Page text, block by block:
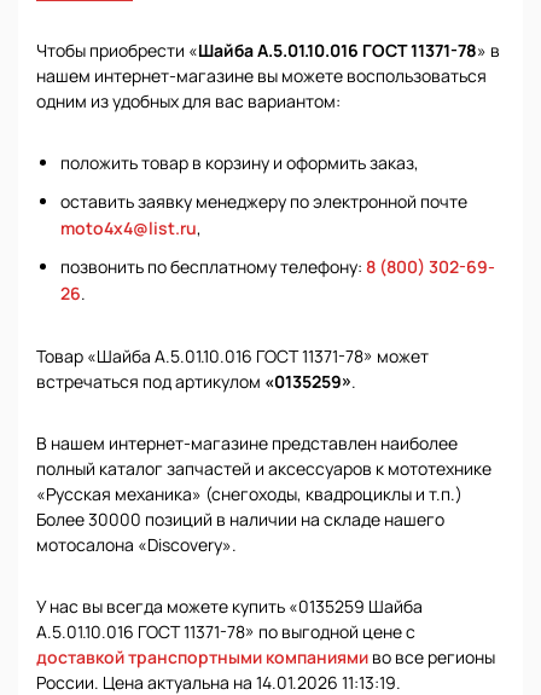
Чтобы приобрести «Шайба А.5.01.10.016 ГОСТ 11371-78» в
нашем интернет-магазине вы можете воспользоваться
одним из удобных для вас вариантом:
положить товар в корзину и оформить заказ,
оставить заявку менеджеру по электронной почте
moto4x4@list.ru,
позвонить по бесплатному телефону: 8 (800) 302-69-
26.
Товар «Шайба А.5.01.10.016 ГОСТ 11371-78» может
встречаться под артикулом «0135259».
В нашем интернет-магазине представлен наиболее
полный каталог запчастей и аксессуаров к мототехнике
«Русская механика» (снегоходы, квадроциклы и т.п.)
Более 30000 позиций в наличии на складе нашего
мотосалона «Discovery».
У нас вы всегда можете купить «0135259 Шайба
А.5.01.10.016 ГОСТ 11371-78» по выгодной цене с
доставкой транспортными компаниями во все регионы
России. Цена актуальна на 14.01.2026 11:13:19.